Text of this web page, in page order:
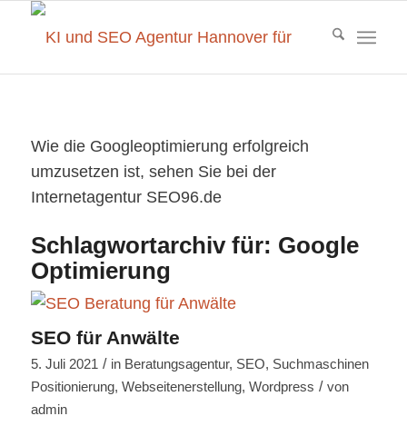
Wie die Googleoptimierung erfolgreich
umzusetzen ist, sehen Sie bei der
Internetagentur SEO96.de
Schlagwortarchiv für: Google
Optimierung
SEO für Anwälte
5. Juli 2021 / in Beratungsagentur, SEO, Suchmaschinen
Positionierung, Webseitenerstellung, Wordpress / von
admin